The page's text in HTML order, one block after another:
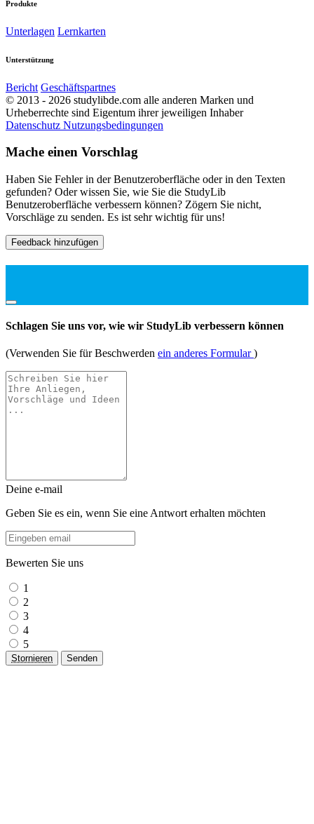
Produkte
Unterlagen Lernkarten
Unterstützung
Bericht Geschäftspartnes
© 2013 - 2026 studylibde.com alle anderen Marken und
Urheberrechte sind Eigentum ihrer jeweiligen Inhaber
Datenschutz Nutzungsbedingungen
Mache einen Vorschlag
Haben Sie Fehler in der Benutzeroberfläche oder in den Texten
gefunden? Oder wissen Sie, wie Sie die StudyLib
Benutzeroberfläche verbessern können? Zögern Sie nicht,
Vorschläge zu senden. Es ist sehr wichtig für uns!
Feedback hinzufügen
Schlagen Sie uns vor, wie wir StudyLib verbessern können
(Verwenden Sie für Beschwerden ein anderes Formular)
Deine e-mail
Geben Sie es ein, wenn Sie eine Antwort erhalten möchten
Bewerten Sie uns
1
2
3
4
5
Stornieren Senden